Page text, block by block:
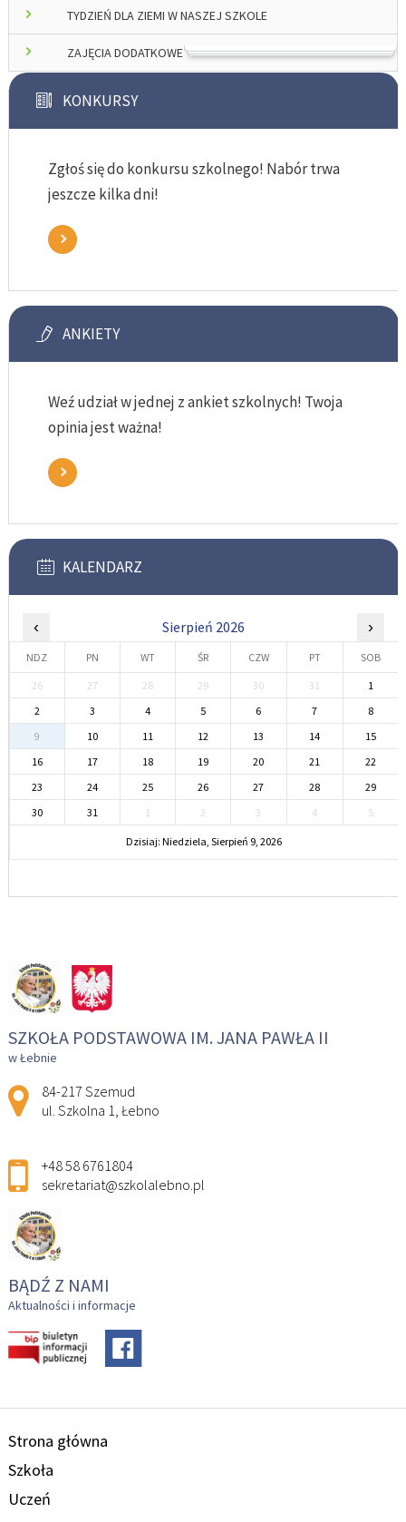
TYDZIEŃ DLA ZIEMI W NASZEJ SZKOLE
ZAJĘCIA DODATKOWE
KONKURSY
Zgłoś się do konkursu szkolnego! Nabór trwa
jeszcze kilka dni!
ANKIETY
Weź udział w jednej z ankiet szkolnych! Twoja
opinia jest ważna!
KALENDARZ
‹ Sierpień 2026 ›
NDZ PN WT ŚR CZW PT SOB
26 27 28 29 30 31
1
2
3 4 5 6 7
8
9
10 11 12 13 14
15
16
17 18 19 20 21
22
23
24 25 26 27 28
29
30
31 1 2 3 4 5
Dzisiaj: Niedziela, Sierpień 9, 2026
SZKOŁA PODSTAWOWA IM. JANA PAWŁA II
w Łebnie
Adres pocztowy:
84-217 Szemud
ul. Szkolna 1, Łebno
+48 58 6761804
sekretariat@szkolalebno.pl
BĄDŹ Z NAMI
Aktualności i informacje
Strona główna
Szkoła
Uczeń